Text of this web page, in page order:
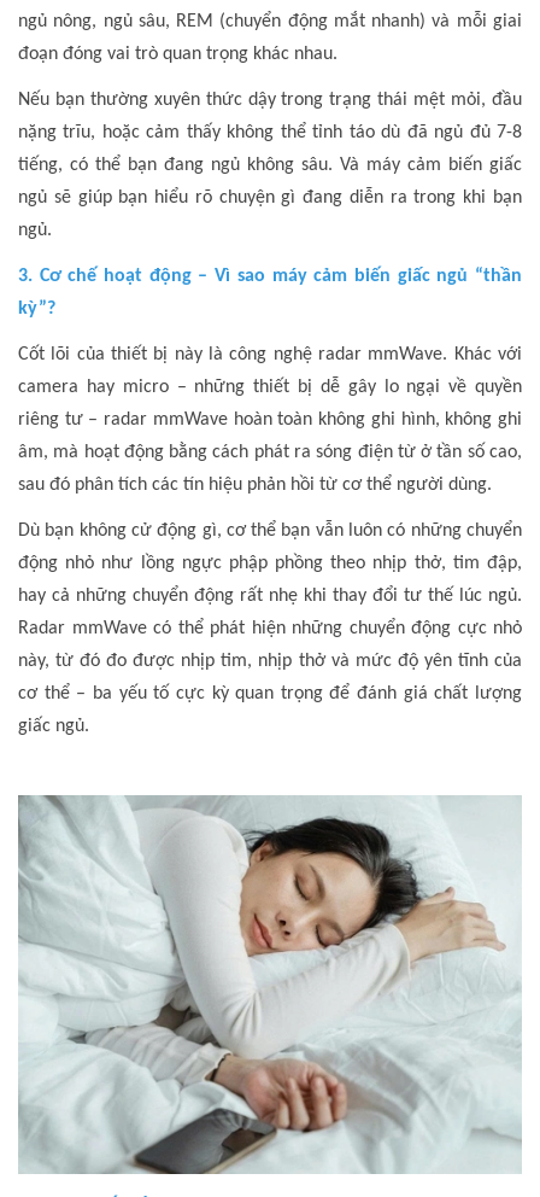
ngủ nông, ngủ sâu, REM (chuyển động mắt nhanh) và mỗi giai
đoạn đóng vai trò quan trọng khác nhau.
Nếu bạn thường xuyên thức dậy trong trạng thái mệt mỏi, đầu
nặng trĩu, hoặc cảm thấy không thể tỉnh táo dù đã ngủ đủ 7-8
tiếng, có thể bạn đang ngủ không sâu. Và máy cảm biến giấc
ngủ sẽ giúp bạn hiểu rõ chuyện gì đang diễn ra trong khi bạn
ngủ.
3. Cơ chế hoạt động – Vì sao máy cảm biến giấc ngủ “thần
kỳ”?
Cốt lõi của thiết bị này là công nghệ radar mmWave. Khác với
camera hay micro – những thiết bị dễ gây lo ngại về quyền
riêng tư – radar mmWave hoàn toàn không ghi hình, không ghi
âm, mà hoạt động bằng cách phát ra sóng điện từ ở tần số cao,
sau đó phân tích các tín hiệu phản hồi từ cơ thể người dùng.
Dù bạn không cử động gì, cơ thể bạn vẫn luôn có những chuyển
động nhỏ như lồng ngực phập phồng theo nhịp thở, tim đập,
hay cả những chuyển động rất nhẹ khi thay đổi tư thế lúc ngủ.
Radar mmWave có thể phát hiện những chuyển động cực nhỏ
này, từ đó đo được nhịp tim, nhịp thở và mức độ yên tĩnh của
cơ thể – ba yếu tố cực kỳ quan trọng để đánh giá chất lượng
giấc ngủ.